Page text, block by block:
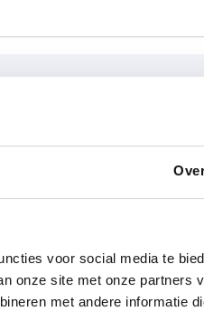
voor social media te
onze site met onze partners
met andere informatie
D4
8
10
1-3 dagen
4-20 dagen